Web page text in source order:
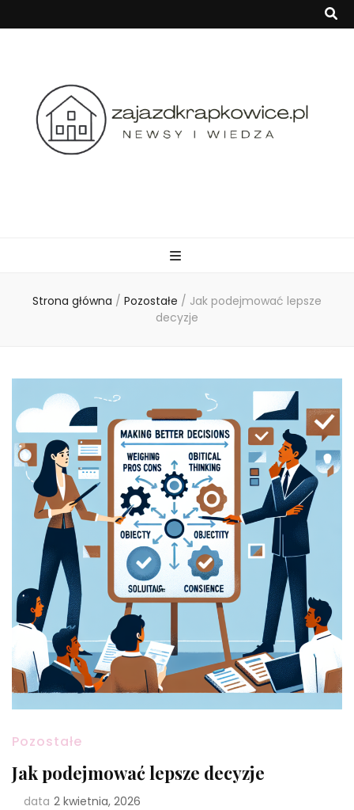
Strona główna / Pozostałe / Jak podejmować lepsze
decyzje
Pozostałe
Jak podejmować lepsze decyzje
data 2 kwietnia, 2026